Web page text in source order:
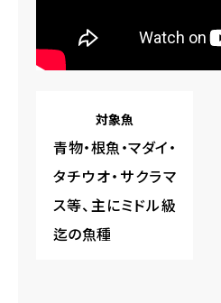
対象魚
青物・根魚・マダイ・
タチウオ・サクラマ
ス等、主にミドル級
迄の魚種